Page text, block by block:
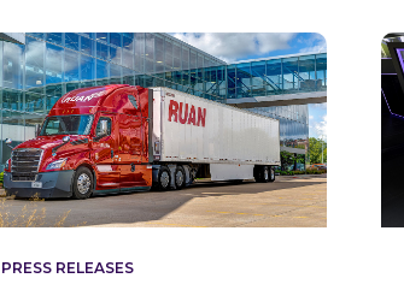
PLATFORM
PRESS RELEASES